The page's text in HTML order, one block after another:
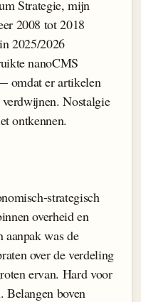
Strategie, mijn
2008 tot 2018
2025/2026
nanoCMS
omdat er artikelen
Nostalgie
ontkennen.
strategisch
overheid en
was de
over de verdeling
ervan. Hard voor
Belangen boven